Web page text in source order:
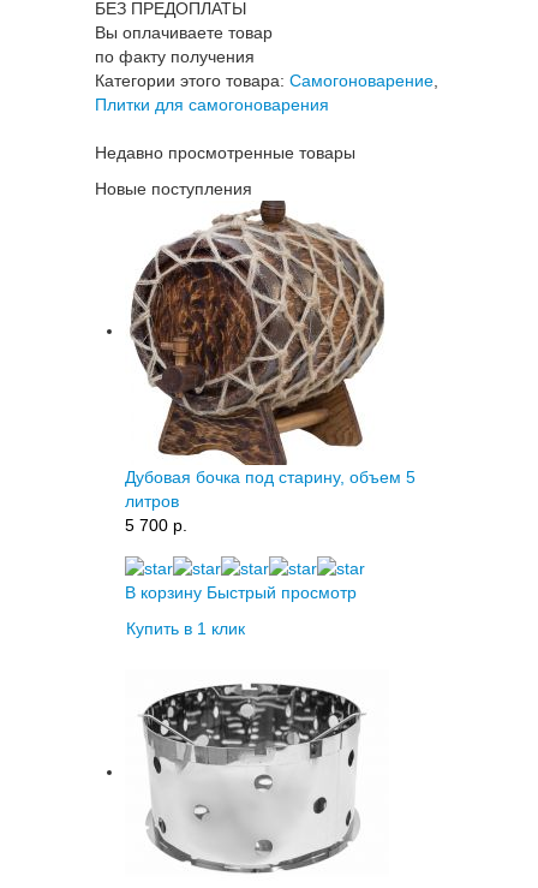
БЕЗ ПРЕДОПЛАТЫ
Вы оплачиваете товар
по факту получения
Категории этого товара: Самогоноварение
Плитки для самогоноварения
Недавно просмотренные товары
Новые поступления
Дубовая бочка под старину, объем 5
литров
5 700 p.
В корзину Быстрый просмотр
Купить в 1 клик